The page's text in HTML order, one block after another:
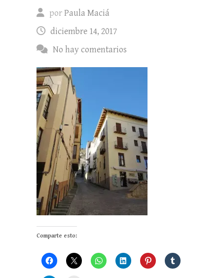
porPaula Maciá
diciembre 14, 2017
No hay comentarios
Comparte esto: